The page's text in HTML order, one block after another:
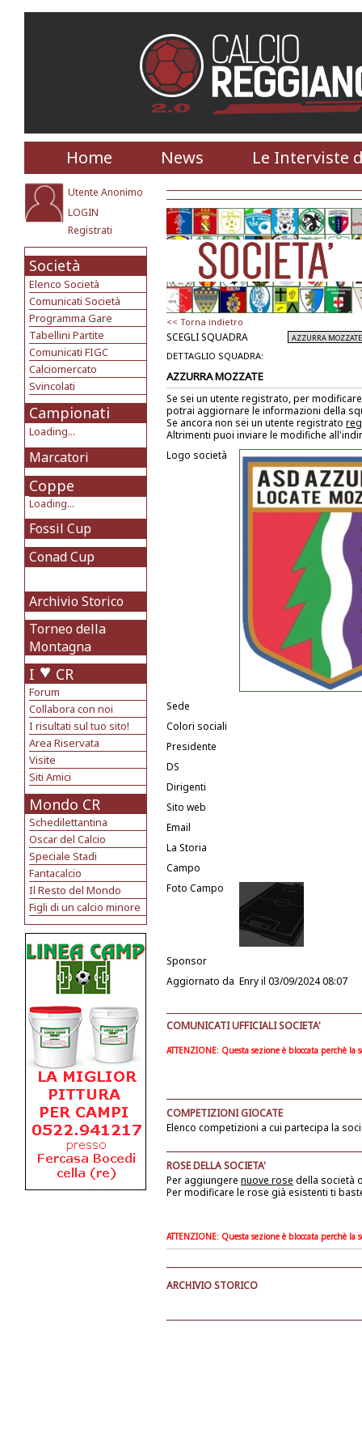
Home News Le Interviste
Utente Anonimo
LOGIN
Registrati
Società
Elenco Società
Comunicati Società
Programma Gare
Tabellini Partite
Comunicati FIGC
Calciomercato
Svincolati
Campionati
Loading...
Marcatori
Coppe
Loading...
Fossil Cup
Conad Cup
Archivio Storico
Torneo della
Montagna
I CR
Forum
Collabora con noi
I risultati sul tuo sito!
Area Riservata
Visite
Siti Amici
Mondo CR
Schedilettantina
Oscar del Calcio
Speciale Stadi
Fantacalcio
Il Resto del Mondo
Figli di un calcio minore
<< Torna indietro
SCEGLI SQUADRA
DETTAGLIO SQUADRA:
AZZURRA MOZZATE
Se sei un utente registrato, per
potrai aggiornare le informazioni della
Se ancora non sei un utente registrato
Altrimenti puoi inviare le modifiche
Logo società
Sede
Colori sociali
Presidente
DS
Dirigenti
Sito web
Email
La Storia
Campo
Foto Campo
Sponsor
Aggiornato da Enryil 03/09/2024 08:07
COMUNICATI UFFICIALI SOCIETA'
ATTENZIONE: Questa sezione è bloccata perchè
COMPETIZIONI GIOCATE
Elenco competizioni a cui partecipa la
ROSE DELLA SOCIETA'
Per aggiungere nuove rose della società
Per modificare le rose già esistenti ti
ATTENZIONE: Questa sezione è bloccata perchè
ARCHIVIO STORICO